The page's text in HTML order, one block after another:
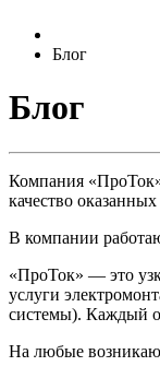
Блог
Блог
Компания
качество
В компании
«ПроТок» — это
услуги
системы). Каждый
На любые